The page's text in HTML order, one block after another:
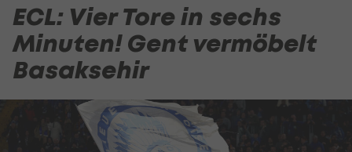
ECL: Vier Tore in sechs
Minuten! Gent vermöbelt
Basaksehir